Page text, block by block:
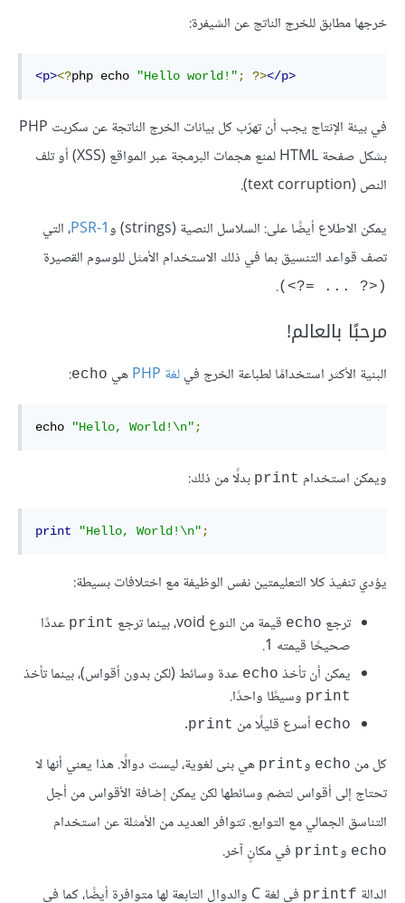
خرجها مطابق للخرج الناتج عن الشيفرة:
<p><?php echo "Hello world!" ; ?></p>
في بيئة الإنتاج يجب أن تهرّب كل بيانات الخرج الناتجة عن سكربت PHP
بشكل صفحة HTML لمنع هجمات البرمجة عبر المواقع (XSS) أو تلف
النص (text corruption).
يمكن الاطلاع أيضًا على: السلاسل النصية (strings) و
PSR-1‎‏، التي
تصف قواعد التنسيق بما في ذلك الاستخدام الأمثل للوسوم القصيرة
(<‎?= ... ?‎>)
.
مرحبًا بالعالم!
البنية الأكثر استخدامًا لطباعة الخرج فيلغة PHP هي echo
:
echo "Hello, World!\n" ;
ويمكن استخدام print بدلًا من ذلك:
print "Hello, World!\n" ;
يؤدي تنفيذ كلا التعليمتين نفس الوظيفة مع اختلافات بسيطة:
ترجع echo قيمة من النوع void، بينما ترجع print عددًا
صحيحًا قيمته 1.
يمكن أن تأخذ echo عدة وسائط (لكن بدون أقواس)، بينما تأخذ
print وسيطًا واحدًا.
echo أسرع قليلًا من print
.
كل من echo وprint هي بنى لغوية، ليست دوالًا. هذا يعني أنها لا
تحتاج إلى أقواس لتضم وسائطها لكن يمكن إضافة الأقواس من أجل
التناسق الجمالي مع التوابع. تتوافر العديد من الأمثلة عن استخدام
echo وprint في مكانٍ آخر.
الدالة printf في لغة C والدوال التابعة لها متوافرة أيضًا، كما في